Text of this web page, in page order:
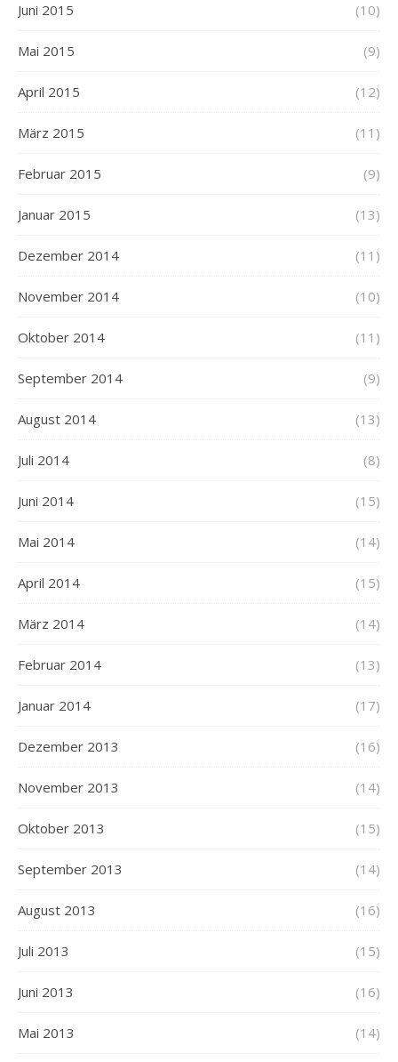
Juni 2015 (10)
Mai 2015 (9)
April 2015 (12)
März 2015 (11)
Februar 2015 (9)
Januar 2015 (13)
Dezember 2014 (11)
November 2014 (10)
Oktober 2014 (11)
September 2014 (9)
August 2014 (13)
Juli 2014 (8)
Juni 2014 (15)
Mai 2014 (14)
April 2014 (15)
März 2014 (14)
Februar 2014 (13)
Januar 2014 (17)
Dezember 2013 (16)
November 2013 (14)
Oktober 2013 (15)
September 2013 (14)
August 2013 (16)
Juli 2013 (15)
Juni 2013 (16)
Mai 2013 (14)